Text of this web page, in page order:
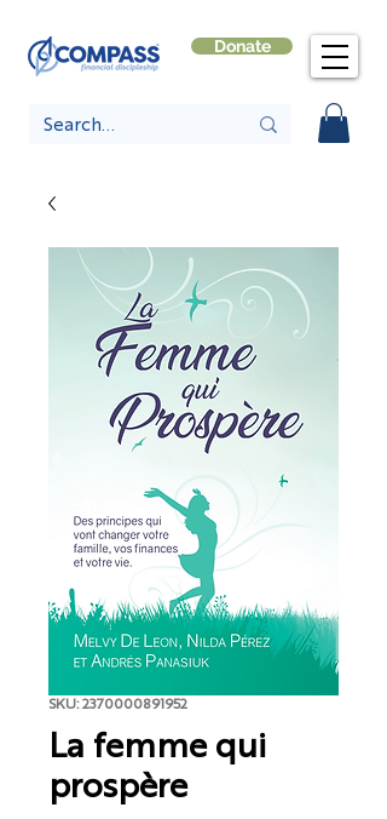
Donate
SKU: 2370000891952
La femme qui
prospère